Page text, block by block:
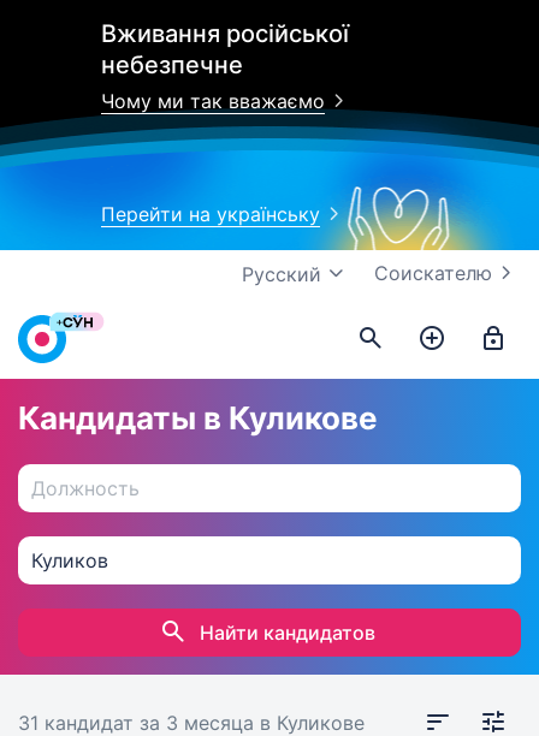
Вживання російської
небезпечне
Чому ми так вважаємо
Перейти на українську
Соискателю
Русский
Кандидаты в Куликове
Найти кандидатов
31 кандидат за 3 месяца в Куликове